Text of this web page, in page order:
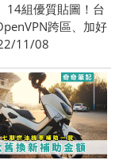
14組優質貼圖！台
跨區、加好
11/08